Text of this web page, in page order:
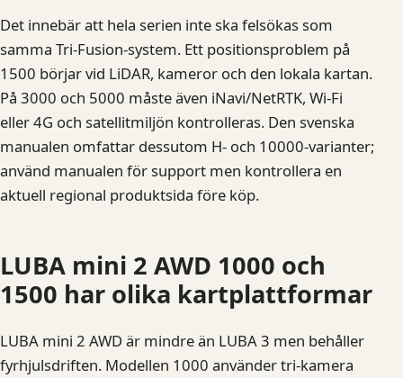
Det innebär att hela serien inte ska felsökas som
samma Tri-Fusion-system. Ett positionsproblem på
1500 börjar vid LiDAR, kameror och den lokala kartan.
På 3000 och 5000 måste även iNavi/NetRTK, Wi-Fi
eller 4G och satellitmiljön kontrolleras. Den svenska
manualen omfattar dessutom H- och 10000-varianter;
använd manualen för support men kontrollera en
aktuell regional produktsida före köp.
LUBA mini 2 AWD 1000 och
1500 har olika kartplattformar
LUBA mini 2 AWD är mindre än LUBA 3 men behåller
fyrhjulsdriften. Modellen 1000 använder tri-kamera